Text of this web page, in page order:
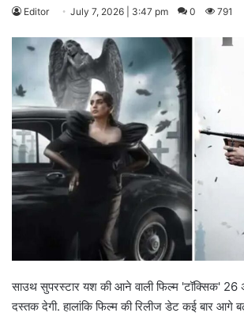
Editor July 7, 2026 | 3:47 pm 0 791
साउथ सुपरस्टार यश की आने वाली फिल्म 'टॉक्सिक' 26
दस्तक देगी. हालांकि फिल्म की रिलीज डेट कई बार आगे